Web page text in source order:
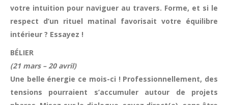
votre intuition pour naviguer au travers. Forme, et si le
respect d’un rituel matinal favorisait votre équilibre
intérieur ? Essayez !
BÉLIER
(21 mars – 20 avril)
Une belle énergie ce mois-ci ! Professionnellement, des
tensions pourraient s’accumuler autour de projets